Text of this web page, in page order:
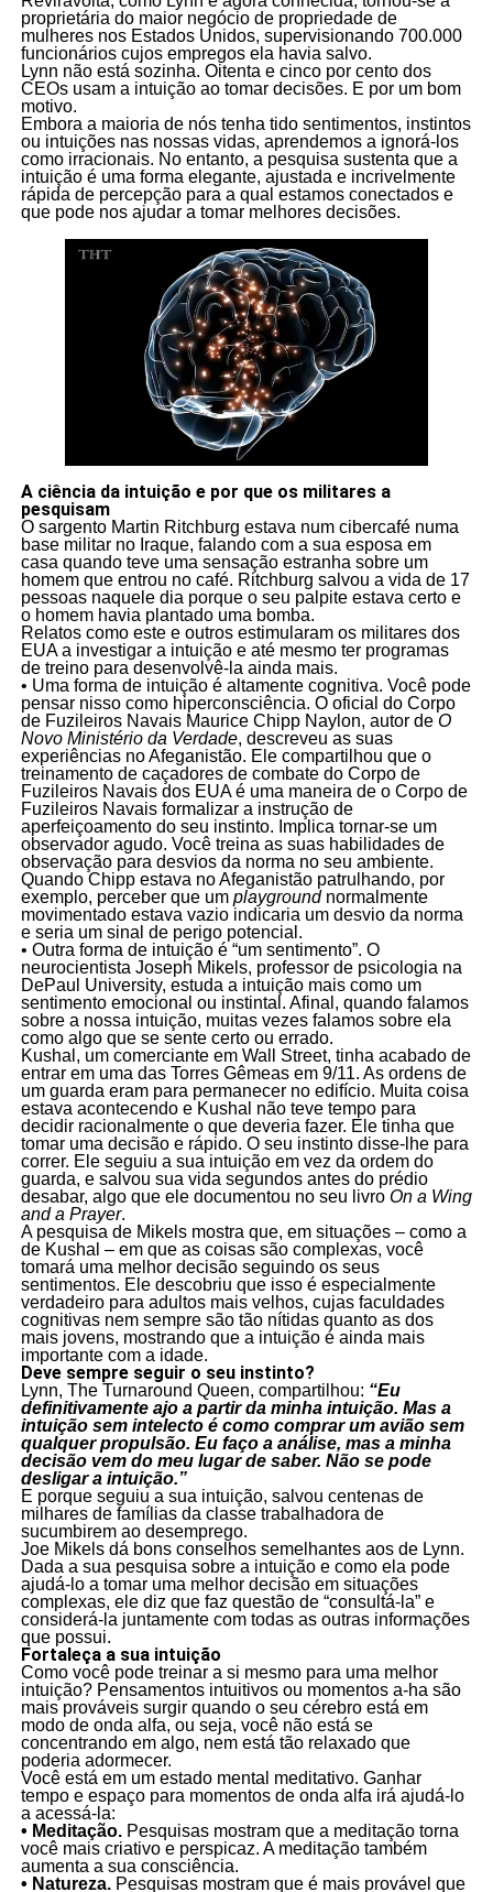
proprietária do maior negócio de propriedade de
mulheres nos Estados Unidos, supervisionando 700.000
funcionários cujos empregos ela havia salvo.
Lynn não está sozinha. Oitenta e cinco por cento dos
CEOs usam a intuição ao tomar decisões. E por um bom
motivo.
Embora a maioria de nós tenha tido sentimentos, instintos
ou intuições nas nossas vidas, aprendemos a ignorá-los
como irracionais. No entanto, a pesquisa sustenta que a
intuição é uma forma elegante, ajustada e incrivelmente
rápida de percepção para a qual estamos conectados e
que pode nos ajudar a tomar melhores decisões.
A ciência da intuição e por que os militares a
pesquisam
O sargento Martin Ritchburg estava num cibercafé numa
base militar no Iraque, falando com a sua esposa em
casa quando teve uma sensação estranha sobre um
homem que entrou no café. Ritchburg salvou a vida de 17
pessoas naquele dia porque o seu palpite estava certo e
o homem havia plantado uma bomba.
Relatos como este e outros estimularam os militares dos
EUA a investigar a intuição e até mesmo ter programas
de treino para desenvolvê-la ainda mais.
• Uma forma de intuição é altamente cognitiva. Você pode
pensar nisso como hiperconsciência. O oficial do Corpo
de Fuzileiros Navais Maurice Chipp Naylon, autor de O
Novo Ministério da Verdade, descreveu as suas
experiências no Afeganistão. Ele compartilhou que o
treinamento de caçadores de combate do Corpo de
Fuzileiros Navais dos EUA é uma maneira de o Corpo de
Fuzileiros Navais formalizar a instrução de
aperfeiçoamento do seu instinto. Implica tornar-se um
observador agudo. Você treina as suas habilidades de
observação para desvios da norma no seu ambiente.
Quando Chipp estava no Afeganistão patrulhando, por
exemplo, perceber que um playgroundnormalmente
movimentado estava vazio indicaria um desvio da norma
e seria um sinal de perigo potencial.
• Outra forma de intuição é “um sentimento”. O
neurocientista Joseph Mikels, professor de psicologia na
DePaul University, estuda a intuição mais como um
sentimento emocional ou instintal. Afinal, quando falamos
sobre a nossa intuição, muitas vezes falamos sobre ela
como algo que se sente certo ou errado.
Kushal, um comerciante em Wall Street, tinha acabado de
entrar em uma das Torres Gêmeas em 9/11. As ordens de
um guarda eram para permanecer no edifício. Muita coisa
estava acontecendo e Kushal não teve tempo para
decidir racionalmente o que deveria fazer. Ele tinha que
tomar uma decisão e rápido. O seu instinto disse-lhe para
correr. Ele seguiu a sua intuição em vez da ordem do
guarda, e salvou sua vida segundos antes do prédio
desabar, algo que ele documentou no seu livro On a Wing
and a Prayer.
A pesquisa de Mikels mostra que, em situações – como a
de Kushal – em que as coisas são complexas, você
tomará uma melhor decisão seguindo os seus
sentimentos. Ele descobriu que isso é especialmente
verdadeiro para adultos mais velhos, cujas faculdades
cognitivas nem sempre são tão nítidas quanto as dos
mais jovens, mostrando que a intuição é ainda mais
importante com a idade.
Deve sempre seguir o seu instinto?
Lynn, The Turnaround Queen, compartilhou: “Eu
definitivamente ajo a partir da minha intuição. Mas a
intuição sem intelecto é como comprar um avião sem
qualquer propulsão. Eu faço a análise, mas a minha
decisão vem do meu lugar de saber. Não se pode
desligar a intuição.”
E porque seguiu a sua intuição, salvou centenas de
milhares de famílias da classe trabalhadora de
sucumbirem ao desemprego.
Joe Mikels dá bons conselhos semelhantes aos de Lynn.
Dada a sua pesquisa sobre a intuição e como ela pode
ajudá-lo a tomar uma melhor decisão em situações
complexas, ele diz que faz questão de “consultá-la” e
considerá-la juntamente com todas as outras informações
que possui.
Fortaleça a sua intuição
Como você pode treinar a si mesmo para uma melhor
intuição? Pensamentos intuitivos ou momentos a-ha são
mais prováveis surgir quando o seu cérebro está em
modo de onda alfa, ou seja, você não está se
concentrando em algo, nem está tão relaxado que
poderia adormecer.
Você está em um estado mental meditativo. Ganhar
tempo e espaço para momentos de onda alfa irá ajudá-lo
a acessá-la:
• Meditação.Pesquisas mostram que a meditação torna
você mais criativo e perspicaz. A meditação também
aumenta a sua consciência.
• Natureza.Pesquisas mostram que é mais provável que